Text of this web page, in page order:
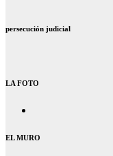
persecución judicial
LA FOTO
EL MURO